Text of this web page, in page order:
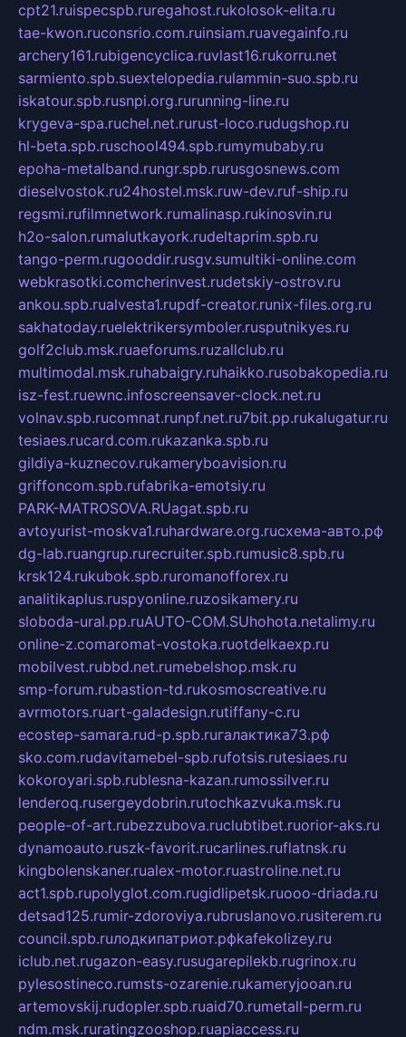
cpt21.ruispecspb.ruregahost.rukolosok-elita.ru
tae-kwon.ruconsrio.com.ruinsiam.ruavegainfo.ru
archery161.rubigencyclica.ruvlast16.rukorru.net
sarmiento.spb.suextelopedia.rulammin-suo.spb.ru
iskatour.spb.rusnpi.org.rurunning-line.ru
krygeva-spa.ruchel.net.rurust-loco.rudugshop.ru
hl-beta.spb.ruschool494.spb.rumymubaby.ru
epoha-metalband.rungr.spb.rurusgosnews.com
dieselvostok.ru24hostel.msk.ruw-dev.ruf-ship.ru
regsmi.rufilmnetwork.rumalinasp.rukinosvin.ru
h2o-salon.rumalutkayork.rudeltaprim.spb.ru
tango-perm.rugooddir.rusgv.sumultiki-online.com
webkrasotki.comcherinvest.rudetskiy-ostrov.ru
ankou.spb.rualvesta1.rupdf-creator.runix-files.org.ru
sakhatoday.ruelektrikersymboler.rusputnikyes.ru
golf2club.msk.ruaeforums.ruzallclub.ru
multimodal.msk.ruhabaigry.ruhaikko.rusobakopedia.ru
isz-fest.ruewnc.infoscreensaver-clock.net.ru
volnav.spb.rucomnat.runpf.net.ru7bit.pp.rukalugatur.ru
tesiaes.rucard.com.rukazanka.spb.ru
gildiya-kuznecov.rukameryboavision.ru
griffoncom.spb.rufabrika-emotsiy.ru
PARK-MATROSOVA.RUagat.spb.ru
avtoyurist-moskva1.ruhardware.org.ruсхема-авто.рф
dg-lab.ruangrup.rurecruiter.spb.rumusic8.spb.ru
krsk124.rukubok.spb.ruromanofforex.ru
analitikaplus.ruspyonline.ruzosikamery.ru
sloboda-ural.pp.ruAUTO-COM.SUhohota.netalimy.ru
online-z.comaromat-vostoka.ruotdelkaexp.ru
mobilvest.rubbd.net.rumebelshop.msk.ru
smp-forum.rubastion-td.rukosmoscreative.ru
avrmotors.ruart-galadesign.rutiffany-c.ru
ecostep-samara.rud-p.spb.ruгалактика73.рф
sko.com.rudavitamebel-spb.rufotsis.rutesiaes.ru
kokoroyari.spb.rublesna-kazan.rumossilver.ru
lenderoq.rusergeydobrin.rutochkazvuka.msk.ru
people-of-art.rubezzubova.ruclubtibet.ruorior-aks.ru
dynamoauto.ruszk-favorit.rucarlines.ruflatnsk.ru
kingbolenskaner.rualex-motor.ruastroline.net.ru
act1.spb.rupolyglot.com.rugidlipetsk.ruooo-driada.ru
detsad125.rumir-zdoroviya.rubruslanovo.rusiterem.ru
council.spb.ruлодкипатриот.рфkafekolizey.ru
iclub.net.rugazon-easy.rusugarepilekb.rugrinox.ru
pylesostineco.rumsts-ozarenie.rukameryjooan.ru
artemovskij.rudopler.spb.ruaid70.rumetall-perm.ru
ndm.msk.ruratingzooshop.ruapiaccess.ru